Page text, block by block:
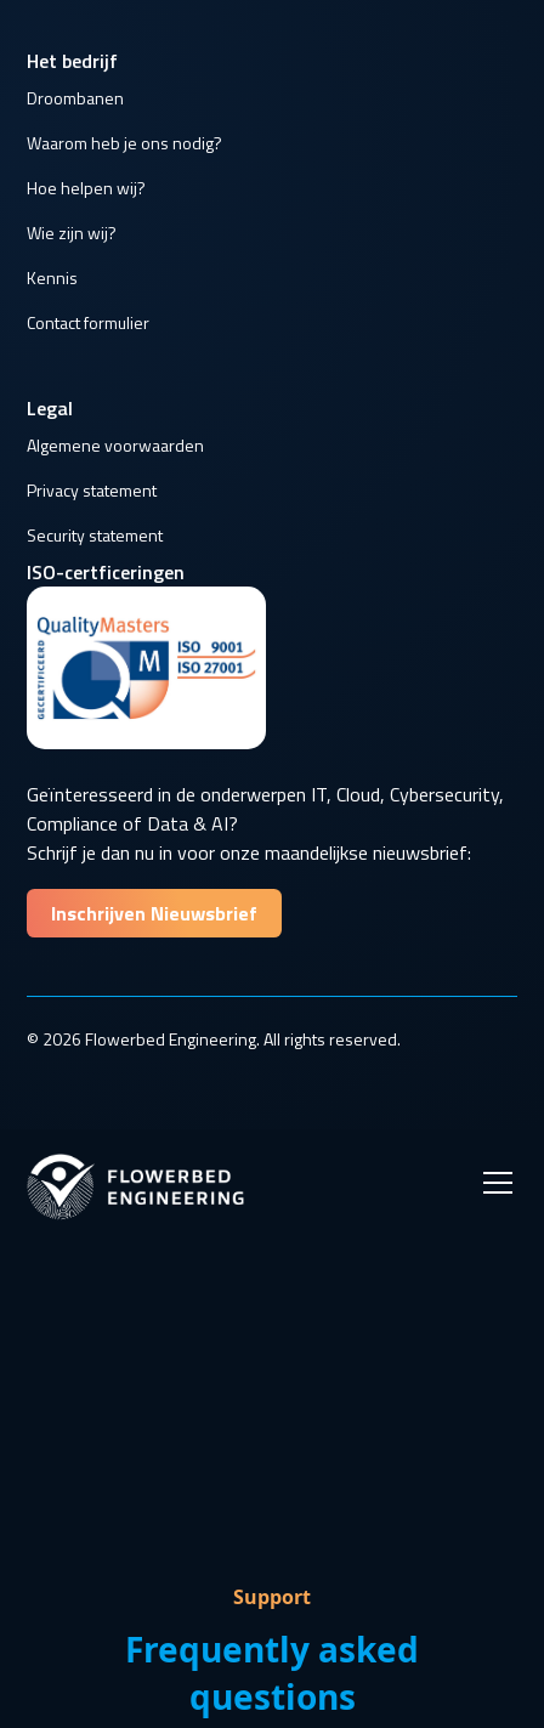
Het bedrijf
Droombanen
Waarom heb je ons nodig?
Hoe helpen wij?
Wie zijn wij?
Kennis
Contact formulier
Legal
Algemene voorwaarden
Privacy statement
Security statement
ISO-certficeringen
Geïnteresseerd in de onderwerpen IT, Cloud, Cybersecurity,
Compliance of Data & AI?
Schrijf je dan nu in voor onze maandelijkse nieuwsbrief:
Inschrijven Nieuwsbrief
© 2026 Flowerbed Engineering. All rights reserved.
Support
Frequently asked
questions